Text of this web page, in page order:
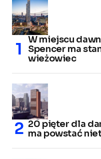
W miejscu
Spencer ma
wieżowiec
20 pięter dla
ma powstać